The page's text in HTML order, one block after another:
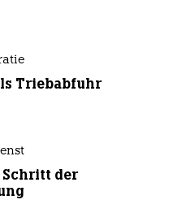
Triebabfuhr
der